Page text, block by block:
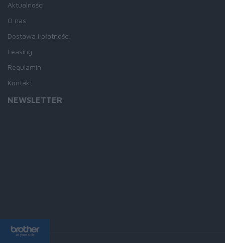
Aktualności
O nas
Dostawa i płatności
Leasing
Regulamin
Kontakt
NEWSLETTER